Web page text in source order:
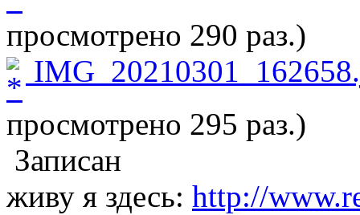
просмотрено 290 раз.)
просмотрено 295 раз.)
Записан
живу я здесь: http://